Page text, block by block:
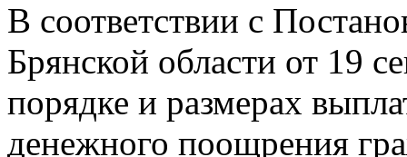
В соответствии с
Брянской области от 19
порядке и размерах
денежного поощрения